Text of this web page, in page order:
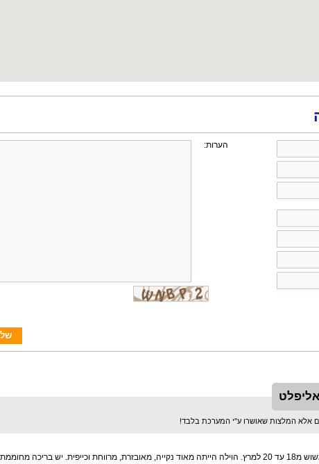
הערות:
ברצוני לפרגן לעופר, בעל וילה אריסטו. הגענו לחמשוש מ18 עד 20 למרץ. הוילה הייתה מאוד נקייה, מאובזרת, מרווחת